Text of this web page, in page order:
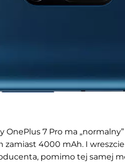
OnePlus 7 Pro ma „normalny”
zamiast 4000 mAh. I wreszcie
pomimo tej samej